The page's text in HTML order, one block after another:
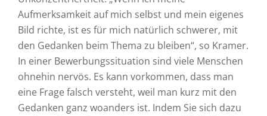
Aufmerksamkeit auf mich selbst und mein eigenes
Bild richte, ist es für mich natürlich schwerer, mit
den Gedanken beim Thema zu bleiben“, so Kramer.
In einer Bewerbungssituation sind viele Menschen
ohnehin nervös. Es kann vorkommen, dass man
eine Frage falsch versteht, weil man kurz mit den
Gedanken ganz woanders ist. Indem Sie sich dazu